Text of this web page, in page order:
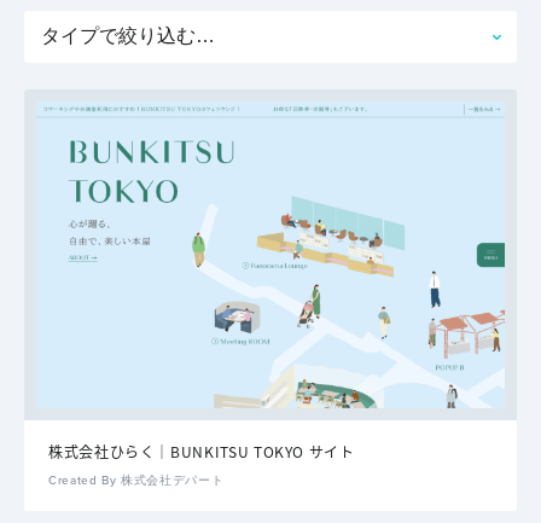
株式会社ひらく｜BUNKITSU TOKYO サイト
Created By 株式会社デパート